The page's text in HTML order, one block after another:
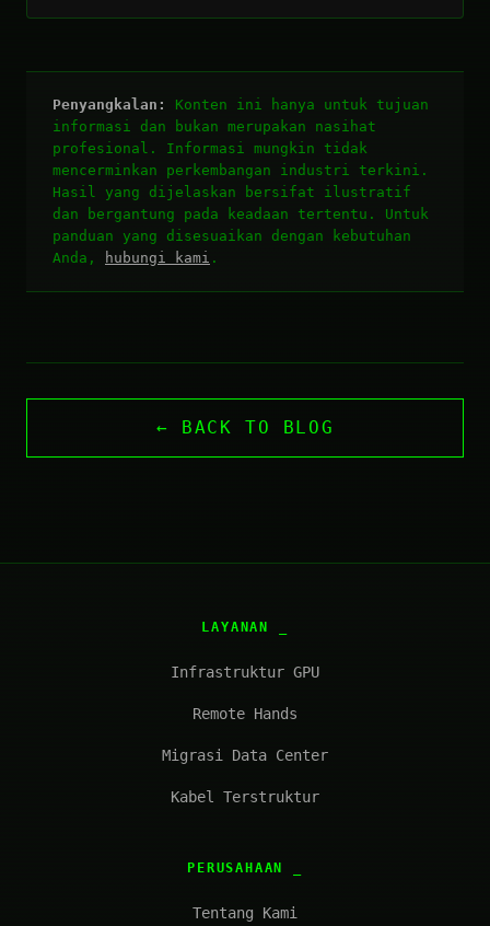
Penyangkalan:
Konten ini hanya untuk tujuan
informasi dan bukan merupakan nasihat
profesional. Informasi mungkin tidak
mencerminkan perkembangan industri terkini.
Hasil yang dijelaskan bersifat ilustratif
dan bergantung pada keadaan tertentu. Untuk
panduan yang disesuaikan dengan kebutuhan
Anda,
hubungi kami .
← BACK TO BLOG
LAYANAN
Infrastruktur GPU
Remote Hands
Migrasi Data Center
Kabel Terstruktur
PERUSAHAAN
Tentang Kami